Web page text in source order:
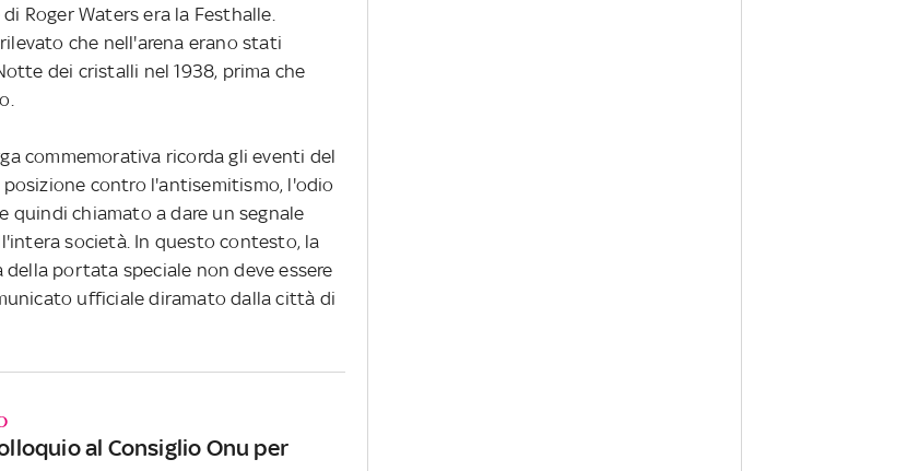
Roger Waters era la Festhalle.
che nell'arena erano stati
dei cristalli nel 1938, prima che
commemorativa ricorda gli eventi del
posizione contro l'antisemitismo, l'odio
quindi chiamato a dare un segnale
società. In questo contesto, la
portata speciale non deve essere
ufficiale diramato dalla città di
al Consiglio Onu per